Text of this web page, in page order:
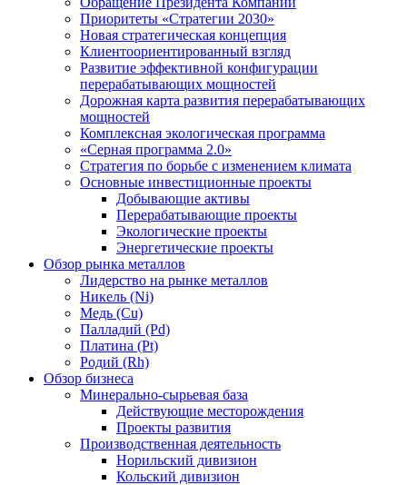
Приоритеты «Стратегии 2030»
Новая стратегическая концепция
Клиентоориентированный взгляд
Развитие эффективной конфигурации
перерабатывающих мощностей
Дорожная карта развития перерабатывающих
мощностей
Комплексная экологическая программа
«Серная программа 2.0»
Стратегия по борьбе с изменением климата
Основные инвестиционные проекты
Добывающие активы
Перерабатывающие проекты
Экологические проекты
Энергетические проекты
Обзор рынка металлов
Лидерство на рынке металлов
Никель (Ni)
Медь (Cu)
Палладий (Pd)
Платина (Pt)
Родий (Rh)
Обзор бизнеса
Минерально-сырьевая база
Действующие месторождения
Проекты развития
Производственная деятельность
Норильский дивизион
Кольский дивизион